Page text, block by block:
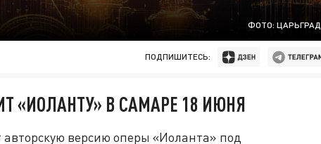
ФОТО: ЦАРЬГРАД
ПОДПИШИТЕСЬ:
«ИОЛАНТУ» В САМАРЕ 18 ИЮНЯ
версию оперы «Иоланта» под